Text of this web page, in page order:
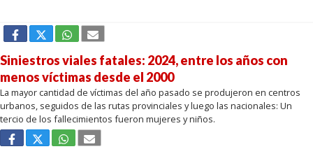
Siniestros viales fatales: 2024, entre los años con
menos víctimas desde el 2000
La mayor cantidad de víctimas del año pasado se produjeron en centros
urbanos, seguidos de las rutas provinciales y luego las nacionales: Un
tercio de los fallecimientos fueron mujeres y niños.